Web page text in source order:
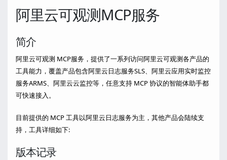
阿里云可观测MCP服务
简介
阿里云可观测 MCP服务，提供了一系列访问阿里云可观测各产品的
工具能力，覆盖产品包含阿里云日志服务SLS、阿里云应用实时监控
服务ARMS、阿里云云监控等，任意支持 MCP 协议的智能体助手都
可快速接入。
目前提供的 MCP 工具以阿里云日志服务为主，其他产品会陆续支
持，工具详细如下:
版本记录